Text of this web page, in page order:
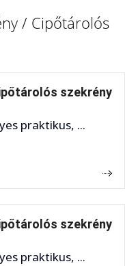
/ Cipőtárolós
szekrény
praktikus, ...
szekrény
praktikus, ...